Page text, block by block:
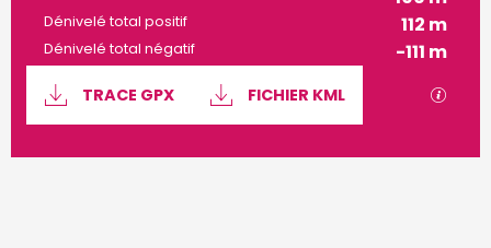
Dénivelé total positif 112 m
Dénivelé total négatif -111 m
Documentation
TRACE GPX FICHIER KML